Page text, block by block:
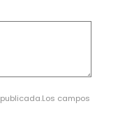
campos